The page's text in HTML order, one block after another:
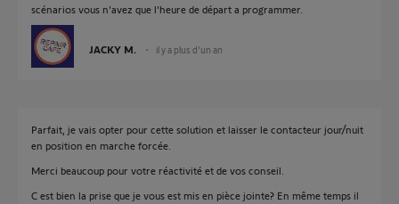
scénarios vous n'avez que l'heure de départ a programmer.
JACKY M. il y a plus d'un an
Parfait, je vais opter pour cette solution et laisser le contacteur jour/nuit
en position en marche forcée.
Merci beaucoup pour votre réactivité et de vos conseil.
C est bien la prise que je vous est mis en pièce jointe? En même temps il